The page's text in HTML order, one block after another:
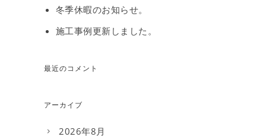
冬季休暇のお知らせ。
施工事例更新しました。
最近のコメント
アーカイブ
2026年8月